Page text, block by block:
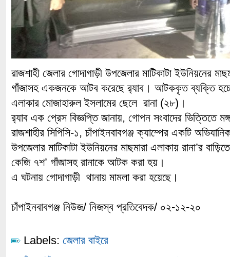
রাজশাহী জেলার গোদাগাড়ী উপজেলার মাটিকাটা ইউনিয়নের
গাঁজাসহ একজনকে আটব করেছে র‌্যাব। আটককৃত ব্যক্তি হচ্ছে
এলাকার মোজাহারুল ইসলামের ছেলে রানা (২৮)।
র‌্যাব এক প্রেস বিজ্ঞপ্তি জানায়, গোপন সংবাদের ভিত্তিতে
রাজশাহীর সিপিসি-১, চাঁপাইনবাবগঞ্জ ক্যাম্পের একটি
উপজেলার মাটিকাটা ইউনিয়নের মাছমারা এলাকায় রানা’র
কেজি ৭শ’ গাঁজাসহ রানাকে আটক করা হয়।
এ ঘটনায় গোদাগাড়ী থানায় মামলা করা হয়েছে।
চাঁপাইনবাবগঞ্জ নিউজ/ নিজস্ব প্রতিবেদক/ ০২-১২-২০
Labels: জেলার বাইরে